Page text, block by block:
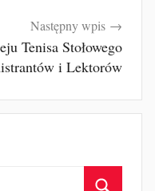
Następny wpis
Tenisa Stołowego
i Lektorów